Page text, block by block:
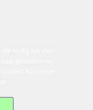
gebruiken wij